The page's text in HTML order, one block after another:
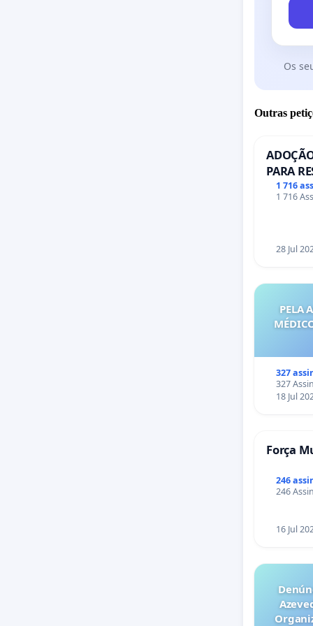
Os
Outras
PARA
PONTE
1 716
1 716
28 Jul
PELA
327
327
18 Jul
Força
246
246
16 Jul